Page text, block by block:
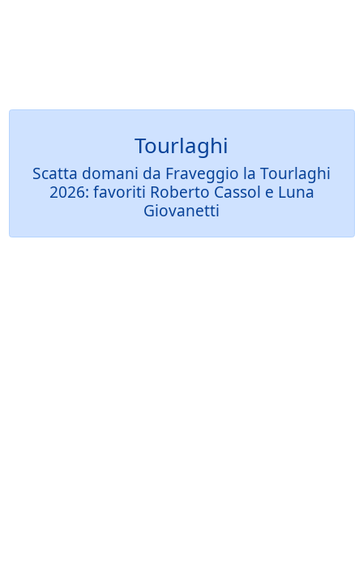
Tourlaghi
Scatta domani da Fraveggio la Tourlaghi
2026: favoriti Roberto Cassol e Luna
Giovanetti